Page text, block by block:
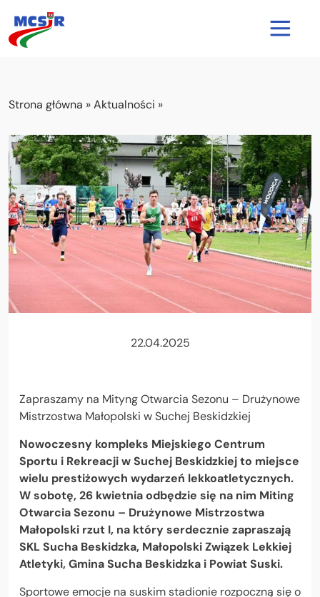
O nas
Nasze obiekty
Cennik
Kontakt
Rezerwacja kortu
Wielkość czcionki
Strona główna »Aktualności »
22.04.2025
Zapraszamy na Mityng Otwarcia Sezonu – Drużynowe
Mistrzostwa Małopolski w Suchej Beskidzkiej
Nowoczesny kompleks Miejskiego Centrum
Sportu i Rekreacji w Suchej Beskidzkiej to miejsce
wielu prestiżowych wydarzeń lekkoatletycznych.
W sobotę, 26 kwietnia odbędzie się na nim Miting
Otwarcia Sezonu – Drużynowe Mistrzostwa
Małopolski rzut I, na który serdecznie zapraszają
SKL Sucha Beskidzka, Małopolski Związek Lekkiej
Atletyki, Gmina Sucha Beskidzka i Powiat Suski.
Sportowe emocje na suskim stadionie rozpoczną się o